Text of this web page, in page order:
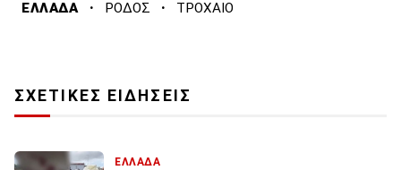
ΕΛΛΑΔΑ · ΡΟΔΟΣ · ΤΡΟΧΑΙΟ
ΣΧΕΤΙΚΕΣ ΕΙΔΗΣΕΙΣ
ΕΛΛΑΔΑ